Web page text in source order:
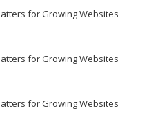
for Growing Websites
for Growing Websites
for Growing Websites